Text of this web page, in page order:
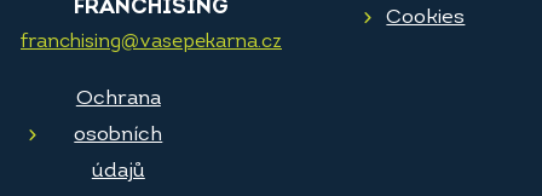
FRANCHISING
franchising@vasepekarna.cz
Cookies
Ochrana
osobních
údajů